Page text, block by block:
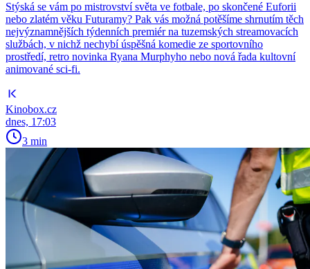
Stýská se vám po mistrovství světa ve fotbale, po skončené Euforii
nebo zlatém věku Futuramy? Pak vás možná potěšíme shrnutím těch
nejvýznamnějších týdenních premiér na tuzemských streamovacích
službách, v nichž nechybí úspěšná komedie ze sportovního
prostředí, retro novinka Ryana Murphyho nebo nová řada kultovní
animované sci-fi.
Kinobox.cz
dnes, 17:03
3 min